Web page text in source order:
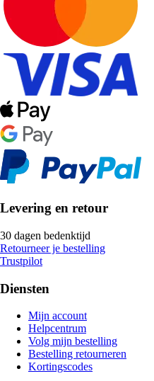
Levering en retour
30 dagen bedenktijd
Retourneer je bestelling
Trustpilot
Diensten
Mijn account
Helpcentrum
Volg mijn bestelling
Bestelling retourneren
Kortingscodes